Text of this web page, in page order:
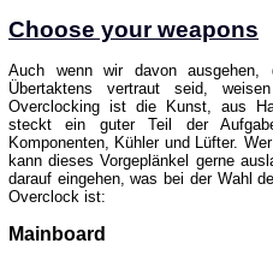
Choose your weapons
Auch wenn wir davon
Übertaktens vertraut seid,
Overclocking ist die Kunst, aus
steckt ein guter Teil der
Komponenten, Kühler und Lüfter.
kann dieses Vorgeplänkel gerne
darauf eingehen, was bei der Wahl
Overclock ist:
Mainboard